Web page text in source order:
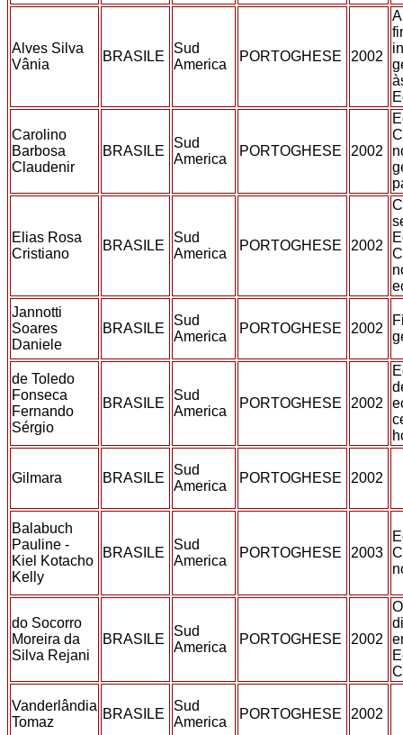
Alves Silva
Vânia
BRASILE
Sud
America
PORTOGHESE 2002
Carolino
Barbosa
Claudenir
BRASILE
Sud
America
PORTOGHESE 2002
Elias Rosa
Cristiano
BRASILE
Sud
America
PORTOGHESE 2002
Jannotti
Soares
Daniele
BRASILE
Sud
America
PORTOGHESE 2002
de Toledo
Fonseca
Fernando
Sérgio
BRASILE
Sud
America
PORTOGHESE 2002
Gilmara BRASILE
Sud
America
PORTOGHESE 2002
Balabuch
Pauline -
Kiel Kotacho
Kelly
BRASILE
Sud
America
PORTOGHESE 2003
do Socorro
Moreira da
Silva Rejani
BRASILE
Sud
America
PORTOGHESE 2002
Vanderlândia
Tomaz
BRASILE
Sud
America
PORTOGHESE 2002